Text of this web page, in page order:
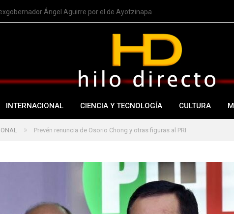
Ángel Aguirre por el de Ayotzinapa
INTERNACIONAL CIENCIA Y TECNOLOGÍA CULTURA
» Prevén renuncia de Osorio Chong y otras figuras al PRI